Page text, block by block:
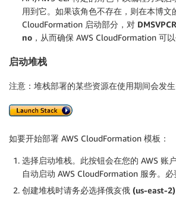
用到它。如果该角色不存在，则在本博文
CloudFormation 启动部分，对
no ，从而确保 AWS CloudFormation 可以
启动堆栈
注意： 堆栈部署的某些资源在使用期间会发生
如要开始部署 AWS CloudFormation 模板：
选择启动堆栈。此按钮会在您的 AWS 账
自动启动 AWS CloudFormation 服务。必
创建堆栈时请务必选择俄亥俄 (us-east-2)